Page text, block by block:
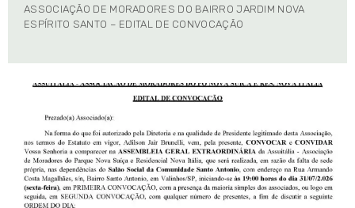
ASSOCIAÇÃO DE MORADORES DO BAIRRO JARDIM NOVA
ESPÍRITO SANTO – EDITAL DE CONVOCAÇÃO